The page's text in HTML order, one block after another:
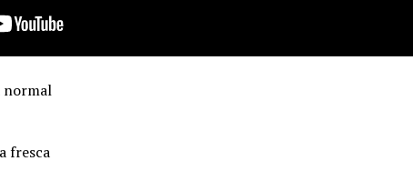
normal
fresca